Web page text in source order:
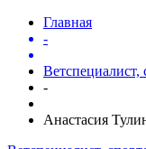
Главная
-
Ветспециалист,
-
Анастасия